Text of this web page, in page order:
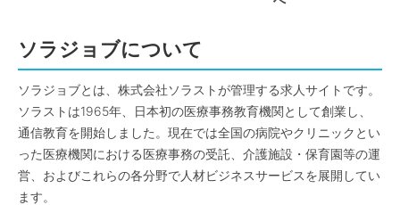
ソラジョブについて
ソラジョブとは、株式会社ソラストが管理する求人サイトです。
ソラストは1965年、日本初の医療事務教育機関として創業し、
通信教育を開始しました。現在では全国の病院やクリニックとい
った医療機関における医療事務の受託、介護施設・保育園等の運
営、およびこれらの各分野で人材ビジネスサービスを展開してい
ます。